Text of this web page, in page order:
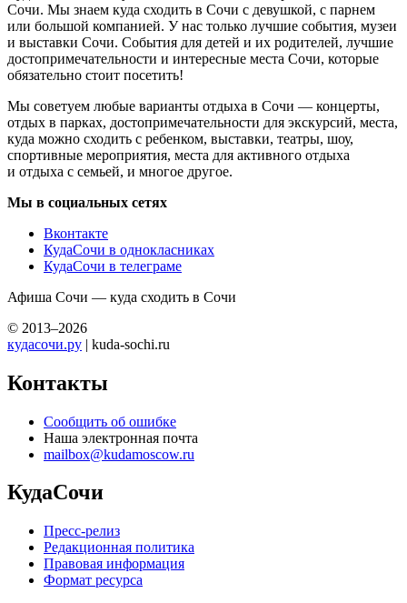
Сочи. Мы знаем куда сходить в Сочи с девушкой, с парнем
или большой компанией. У нас только лучшие события, музеи
и выставки Сочи. События для детей и их родителей, лучшие
достопримечательности и интересные места Сочи, которые
обязательно стоит посетить!
Мы советуем любые варианты отдыха в Сочи — концерты,
отдых в парках, достопримечательности для экскурсий, места,
куда можно сходить с ребенком, выставки, театры, шоу,
спортивные мероприятия, места для активного отдыха
и отдыха с семьей, и многое другое.
Мы в социальных сетях
Вконтакте
КудаСочи в однокласниках
КудаСочи в телеграме
Афиша Сочи — куда сходить в Сочи
© 2013–2026
кудасочи.ру | kuda-sochi.ru
Контакты
Сообщить об ошибке
Наша электронная почта
mailbox@kudamoscow.ru
КудаСочи
Пресс-релиз
Редакционная политика
Правовая информация
Формат ресурса